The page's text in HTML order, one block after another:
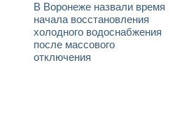
В Воронеже назвали время
начала восстановления
холодного водоснабжения
после массового
отключения